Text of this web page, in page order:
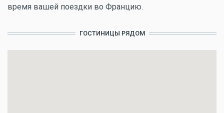
время вашей поездки во Францию.
ГОСТИНИЦЫ РЯДОМ